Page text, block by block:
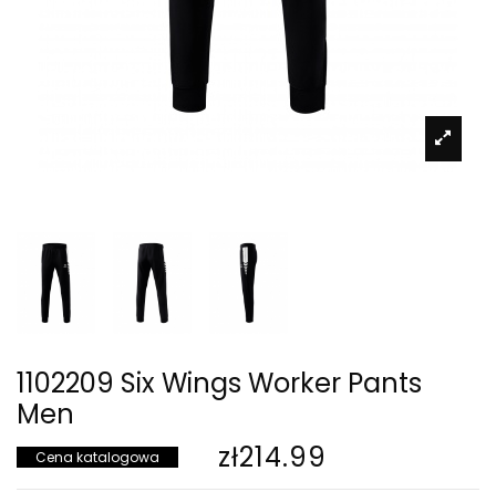
1102209 Six Wings Worker Pants
Men
Cena katalogowa zł214.99